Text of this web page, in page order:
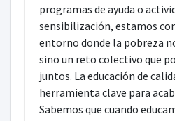
programas de ayuda o
sensibilización, estamos
entorno donde la pobreza
sino un reto colectivo que
juntos. La educación de
herramienta clave para
Sabemos que cuando